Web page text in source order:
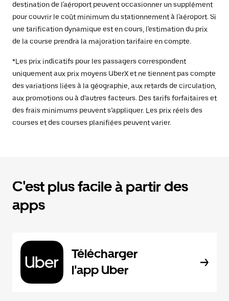
destination de l'aéroport peuvent occasionner un supplément
pour couvrir le coût minimum du stationnement à l'aéroport. Si
une tarification dynamique est en cours, l'estimation du prix
de la course prendra la majoration tarifaire en compte.
*Les prix indicatifs pour les passagers correspondent
uniquement aux prix moyens UberX et ne tiennent pas compte
des variations liées à la géographie, aux retards de circulation,
aux promotions ou à d’autres facteurs. Des tarifs forfaitaires et
des frais minimums peuvent s’appliquer. Les prix réels des
courses et des courses planifiées peuvent varier.
C'est plus facile à partir des
apps
Télécharger
l'app Uber